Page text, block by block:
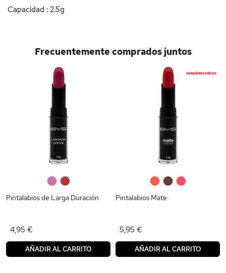
Capacidad : 2.5g
Frecuentemente comprados juntos
Pintalabios de Larga Duración
4,95 €
AÑADIR AL CARRITO
Pintalabios Mate
5,95 €
AÑADIR AL CARRITO